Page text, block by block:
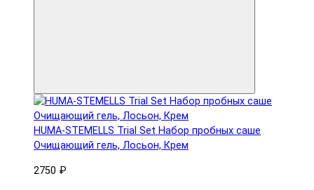
HUMA-STEMELLS Trial Set Набор пробных саше
Очищающий гель, Лосьон, Крем
2750 ₽